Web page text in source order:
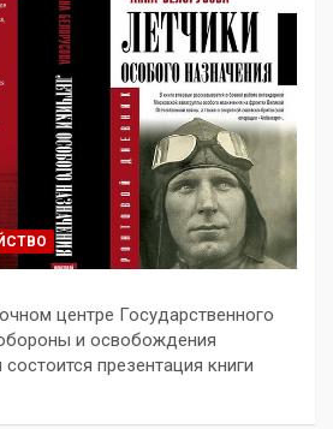
центре Государственного
и освобождения
презентация книги